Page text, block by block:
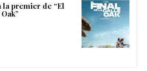
la premier de “El